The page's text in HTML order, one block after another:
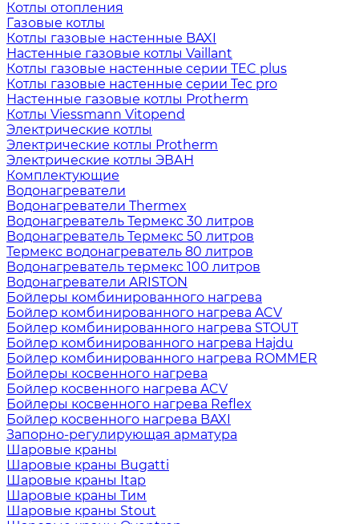
Котлы отопления
Газовые котлы
Котлы газовые настенные BAXI
Настенные газовые котлы Vaillant
Котлы газовые настенные серии TEC plus
Котлы газовые настенные серии Tec pro
Настенные газовые котлы Protherm
Котлы Viessmann Vitopend
Электрические котлы
Электрические котлы Protherm
Электрические котлы ЭВАН
Комплектующие
Водонагреватели
Водонагреватели Thermex
Водонагреватель Термекс 30 литров
Водонагреватель Термекс 50 литров
Термекс водонагреватель 80 литров
Водонагреватель термекс 100 литров
Водонагреватели ARISTON
Бойлеры комбинированного нагрева
Бойлер комбинированного нагрева ACV
Бойлер комбинированного нагрева STOUT
Бойлер комбинированного нагрева Hajdu
Бойлер комбинированного нагрева ROMMER
Бойлеры косвенного нагрева
Бойлер косвенного нагрева ACV
Бойлеры косвенного нагрева Reflex
Бойлер косвенного нагрева BAXI
Запорно-регулирующая арматура
Шаровые краны
Шаровые краны Bugatti
Шаровые краны Itap
Шаровые краны Тим
Шаровые краны Stout